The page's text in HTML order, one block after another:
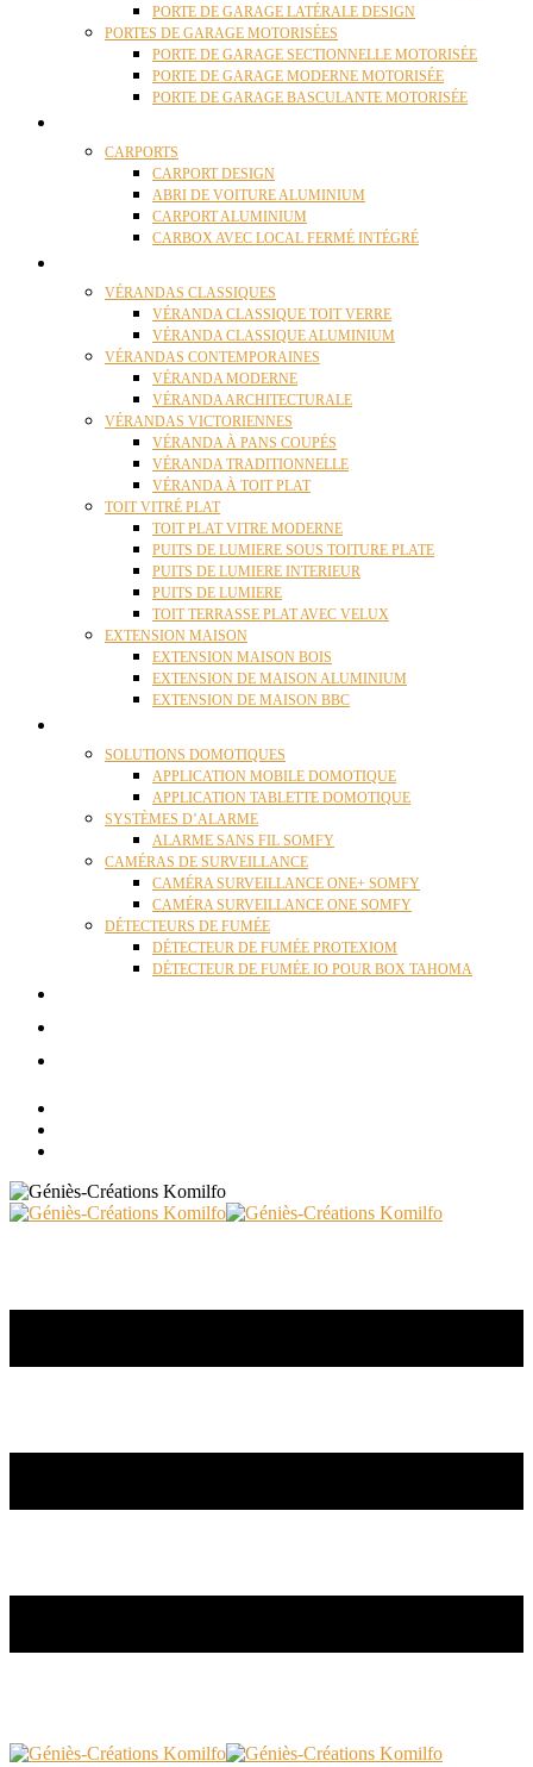
PORTE DE GARAGE LATÉRALE DESIGN
PORTES DE GARAGE MOTORISÉES
PORTE DE GARAGE SECTIONNELLE MOTORISÉE
PORTE DE GARAGE MODERNE MOTORISÉE
PORTE DE GARAGE BASCULANTE MOTORISÉE
CARPORTS
CARPORT DESIGN
ABRI DE VOITURE ALUMINIUM
CARPORT ALUMINIUM
CARBOX AVEC LOCAL FERMÉ INTÉGRÉ
VÉRANDAS CLASSIQUES
VÉRANDA CLASSIQUE TOIT VERRE
VÉRANDA CLASSIQUE ALUMINIUM
VÉRANDAS CONTEMPORAINES
VÉRANDA MODERNE
VÉRANDA ARCHITECTURALE
VÉRANDAS VICTORIENNES
VÉRANDA À PANS COUPÉS
VÉRANDA TRADITIONNELLE
VÉRANDA À TOIT PLAT
TOIT VITRÉ PLAT
TOIT PLAT VITRE MODERNE
PUITS DE LUMIERE SOUS TOITURE PLATE
PUITS DE LUMIERE INTERIEUR
PUITS DE LUMIERE
TOIT TERRASSE PLAT AVEC VELUX
EXTENSION MAISON
EXTENSION MAISON BOIS
EXTENSION DE MAISON ALUMINIUM
EXTENSION DE MAISON BBC
SOLUTIONS DOMOTIQUES
APPLICATION MOBILE DOMOTIQUE
APPLICATION TABLETTE DOMOTIQUE
SYSTÈMES D’ALARME
ALARME SANS FIL SOMFY
CAMÉRAS DE SURVEILLANCE
CAMÉRA SURVEILLANCE ONE+ SOMFY
CAMÉRA SURVEILLANCE ONE SOMFY
DÉTECTEURS DE FUMÉE
DÉTECTEUR DE FUMÉE PROTEXIOM
DÉTECTEUR DE FUMÉE IO POUR BOX TAHOMA